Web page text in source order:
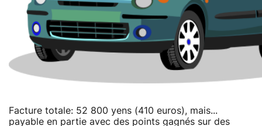
Facture totale: 52 800 yens (410 euros), mais...
payable en partie avec des points gagnés sur des